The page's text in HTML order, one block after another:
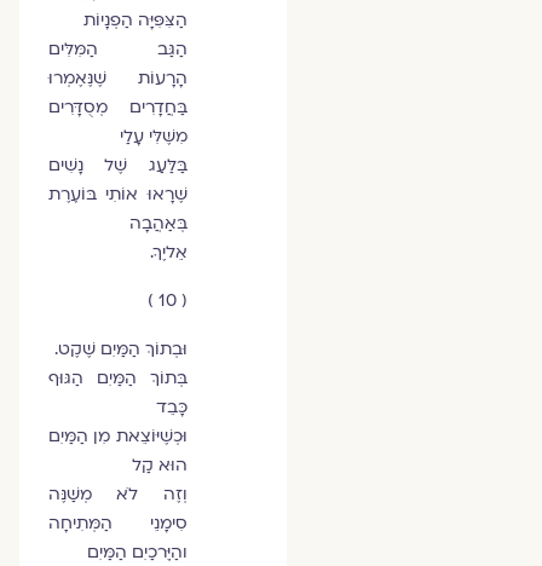
הַצִּפִּיָּה הַפְנָיוֹת
הַגַּב הַמִּלִּים
הָרָעוֹת שֶׁנֶּאֶמְרוּ
בַּחֲדָרִים מְסֻדָּרִים
מִשֶּׁלִּי עָלַי
בַּלַּעַג שֶׁל נָשִׁים
שֶׁרָאוּ אוֹתִי בּוֹעֶרֶת
בְּאַהֲבָה
אֵליֶךָ.
וּבְתוֹךְ הַמַּיִם שֶׁקֶט.
בְּתוֹךְ הַמַּיִם הַגּוּף
כָּבֵד
וּכְשֶׁיּוֹצֵאת מִן הַמַּיִם
הוּא קַל
וְזֶה לֹא מְשַׁנֶּה
סִימָנֵי הַמְּתִיחָה
והַיְֵּרכַיִם הַמַּיִם